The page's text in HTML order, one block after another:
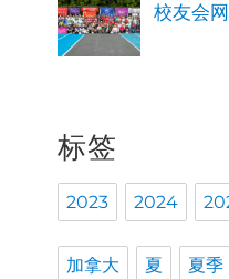
校友会
标签
2023 2024
加拿大 夏 夏季